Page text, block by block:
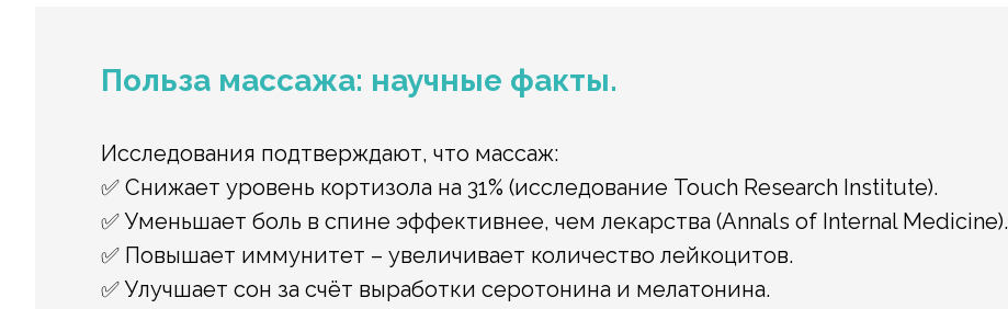
Польза массажа: научные факты.
Исследования подтверждают, что массаж:
✅ Снижает уровень кортизола на 31% (исследование Touch Research Institute).
✅ Уменьшает боль в спине эффективнее, чем лекарства (Annals of Internal Medicine).
✅ Повышает иммунитет – увеличивает количество лейкоцитов.
✅ Улучшает сон за счёт выработки серотонина и мелатонина.